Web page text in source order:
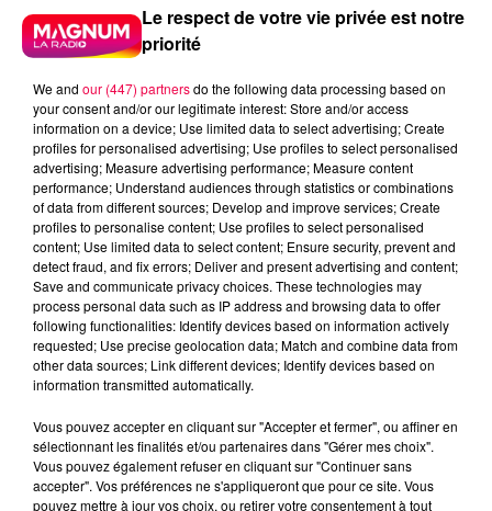
UN JOUR UNE CHANSON #770
Aujourd’hui, on remonte au début des années 90,
époque cheveux courts, vestes oversize et optimisme
en stéréo : direction 1990 avecOui je l’adorede
Pauline Ester.
Pauline Ester, c’est une voix douce, un sourire dans les
notes et un style pile entre variété française et pop
légère. À l’époque, elle débarque un peu comme une
bulle d’air dans le paysage musical, avec des
chansons qui parlent d’amour… mais sans jamais
tomber dans le grand drame. Et ça fait du bien.
Oui je l’adore, c’est exactement ça : une déclaration
simple, directe, presque naïve — dans le bon sens du
terme. Ici, pas de métaphores compliquées ni de
cœur brisé façon tragédie grecque. Elle dit juste
qu’elle l’adore, et elle le dit avec une sincérité
désarmante. C’est le genre de chanson qui te reste en
Le respect de votre vie privée est notre
priorité
We and our (447) partnersdo the following data processing based on
your consent and/or our legitimate interest: Store and/or access
information on a device; Use limited data to select advertising; Create
profiles for personalised advertising; Use profiles to select personalised
advertising; Measure advertising performance; Measure content
performance; Understand audiences through statistics or combinations
of data from different sources; Develop and improve services; Create
profiles to personalise content; Use profiles to select personalised
content; Use limited data to select content; Ensure security, prevent and
detect fraud, and fix errors; Deliver and present advertising and content;
Save and communicate privacy choices. These technologies may
process personal data such as IP address and browsing data to offer
following functionalities: Identify devices based on information actively
requested; Use precise geolocation data; Match and combine data from
other data sources; Link different devices; Identify devices based on
information transmitted automatically.
Vous pouvez accepter en cliquant sur "Accepter et fermer", ou affiner en
sélectionnant les finalités et/ou partenaires dans "Gérer mes choix".
Vous pouvez également refuser en cliquant sur "Continuer sans
accepter". Vos préférences ne s'appliqueront que pour ce site. Vous
pouvez mettre à jour vos choix, ou retirer votre consentement à tout